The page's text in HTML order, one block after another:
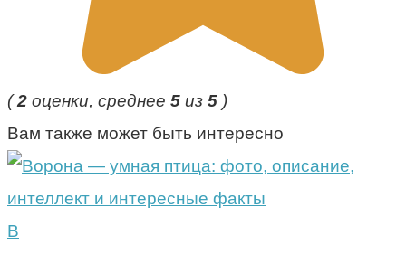
(2 оценки, среднее 5 из 5 )
Вам также может быть интересно
В